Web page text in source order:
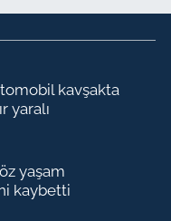
kavşakta
yaralı
yaşam
kaybetti